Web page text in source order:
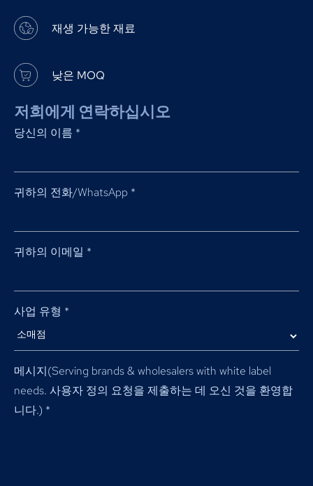
재생 가능한 재료
낮은 MOQ
저희에게 연락하십시오
당신의 이름 *
귀하의 전화/WhatsApp *
귀하의 이메일 *
사업 유형 *
메시지(Serving brands & wholesalers with white label
needs. 사용자 정의 요청을 제출하는 데 오신 것을 환영합
니다.) *